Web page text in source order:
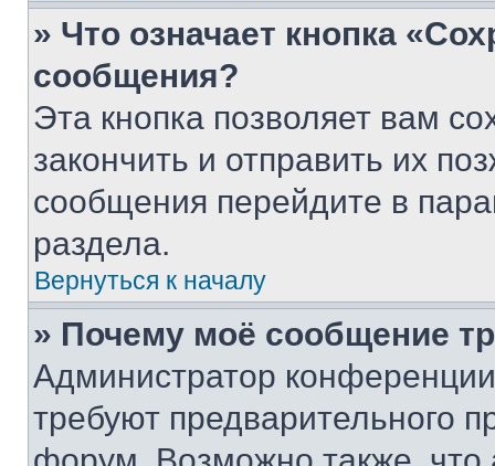
» Что означает кнопка
сообщения?
Эта кнопка позволяет вам
закончить и отправить их
сообщения перейдите в
раздела.
Вернуться к началу
» Почему моё сообщение
Администратор
требуют предварительного